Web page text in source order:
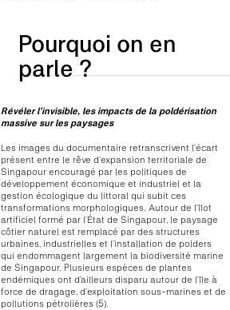
Pourquoi on en
parle ?
Révéler l’invisible, les impacts de la poldérisation
massive sur les paysages
Les images du documentaire retranscrivent l’écart
présent entre le rêve d’expansion territoriale de
Singapour encouragé par les politiques de
développement économique et industriel et la
gestion écologique du littoral qui subit ces
transformations morphologiques. Autour de l’îlot
artificiel formé par l’État de Singapour, le paysage
côtier naturel est remplacé par des structures
urbaines, industrielles et l’installation de polders
qui endommagent largement la biodiversité marine
de Singapour. Plusieurs espèces de plantes
endémiques ont d’ailleurs disparu autour de l’île à
force de dragage, d’exploitation sous-marines et de
pollutions pétrolières (5).